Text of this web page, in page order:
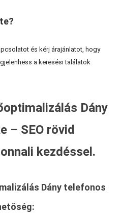
és kérj árajánlatot, hogy
a keresési találatok
Dány
– SEO rövid
kezdéssel.
Dány telefonos